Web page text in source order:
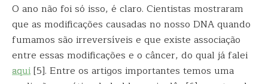
O ano não foi só isso, é claro. Cientistas mostraram
que as modificações causadas no nosso DNA quando
fumamos são irreversíveis e que existe associação
entre essas modificações e o câncer, do qual já falei
aqui[5]. Entre os artigos importantes temos uma